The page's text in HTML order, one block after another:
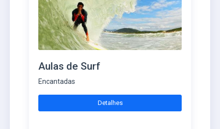
Aulas de Surf
Encantadas
Detalhes